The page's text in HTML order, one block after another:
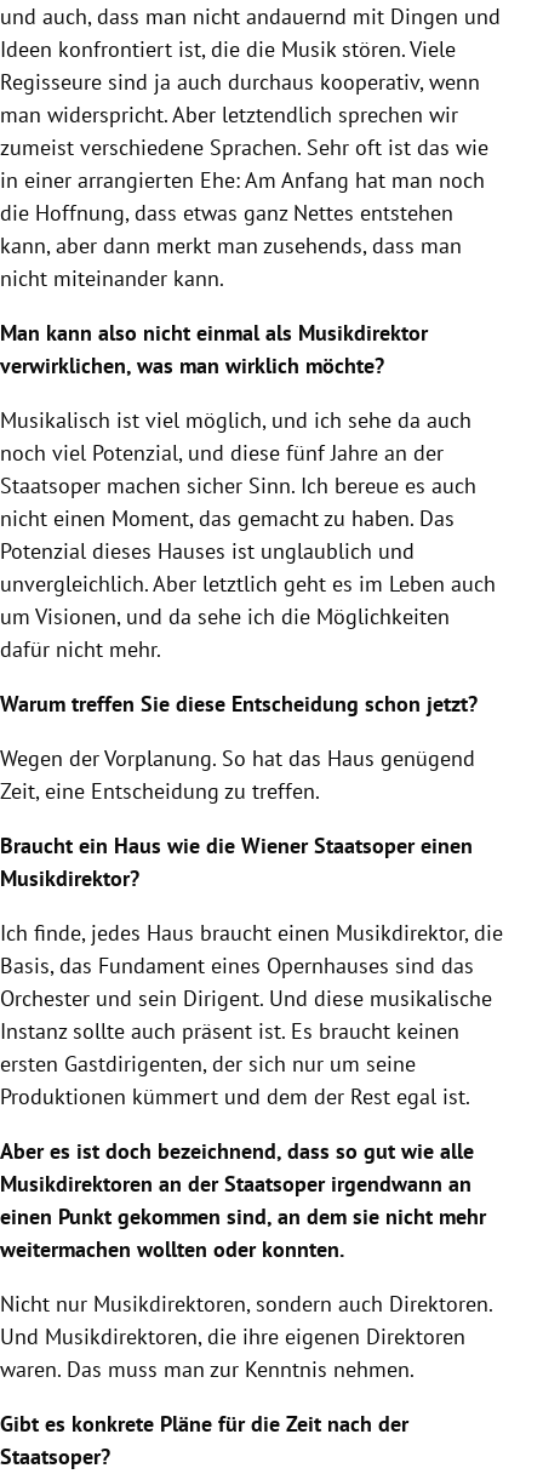
und auch, dass man nicht andauernd mit Dingen und
Ideen konfrontiert ist, die die Musik stören. Viele
Regisseure sind ja auch durchaus kooperativ, wenn
man widerspricht. Aber letztendlich sprechen wir
zumeist verschiedene Sprachen. Sehr oft ist das wie
in einer arrangierten Ehe: Am Anfang hat man noch
die Hoffnung, dass etwas ganz Nettes entstehen
kann, aber dann merkt man zusehends, dass man
nicht miteinander kann.
Man kann also nicht einmal als Musikdirektor
verwirklichen, was man wirklich möchte?
Musikalisch ist viel möglich, und ich sehe da auch
noch viel Potenzial, und diese fünf Jahre an der
Staatsoper machen sicher Sinn. Ich bereue es auch
nicht einen Moment, das gemacht zu haben. Das
Potenzial dieses Hauses ist unglaublich und
unvergleichlich. Aber letztlich geht es im Leben auch
um Visionen, und da sehe ich die Möglichkeiten
dafür nicht mehr.
Warum treffen Sie diese Entscheidung schon jetzt?
Wegen der Vorplanung. So hat das Haus genügend
Zeit, eine Entscheidung zu treffen.
Braucht ein Haus wie die Wiener Staatsoper einen
Musikdirektor?
Ich finde, jedes Haus braucht einen Musikdirektor, die
Basis, das Fundament eines Opernhauses sind das
Orchester und sein Dirigent. Und diese musikalische
Instanz sollte auch präsent ist. Es braucht keinen
ersten Gastdirigenten, der sich nur um seine
Produktionen kümmert und dem der Rest egal ist.
Aber es ist doch bezeichnend, dass so gut wie alle
Musikdirektoren an der Staatsoper irgendwann an
einen Punkt gekommen sind, an dem sie nicht mehr
weitermachen wollten oder konnten.
Nicht nur Musikdirektoren, sondern auch Direktoren.
Und Musikdirektoren, die ihre eigenen Direktoren
waren. Das muss man zur Kenntnis nehmen.
Gibt es konkrete Pläne für die Zeit nach der
Staatsoper?